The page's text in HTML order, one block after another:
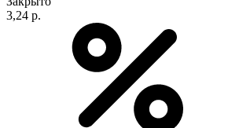
3,24 р.